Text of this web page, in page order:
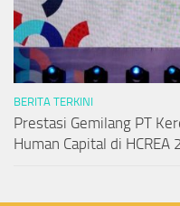
BERITA TERKINI
Prestasi Gemilang PT
Human Capital di HCREA